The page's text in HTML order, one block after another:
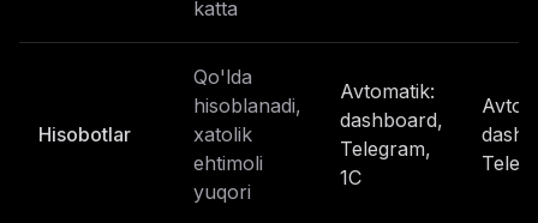
katta
Hisobotlar
Qo'lda
hisoblanadi,
xatolik
ehtimoli
yuqori
Avtomatik:
dashboard,
Telegram,
1C